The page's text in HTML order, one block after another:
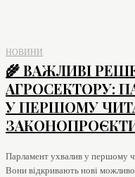
НОВИНИ
🌾 ВАЖЛИВІ
АГРОСЕКТОРУ:
У ПЕРШОМУ
Парламент ухвалив у першому
Вони відкривають нові